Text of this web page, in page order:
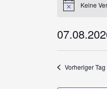
August
HinweisKeine
Vorheriger Tag